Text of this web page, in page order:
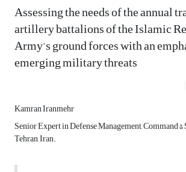
Assessing the needs of the annual
artillery battalions of the Islamic
Army’s ground forces with an
emerging military threats
Kamran Iranmehr
Senior Expert in Defense Management, Command
Tehran, Iran.